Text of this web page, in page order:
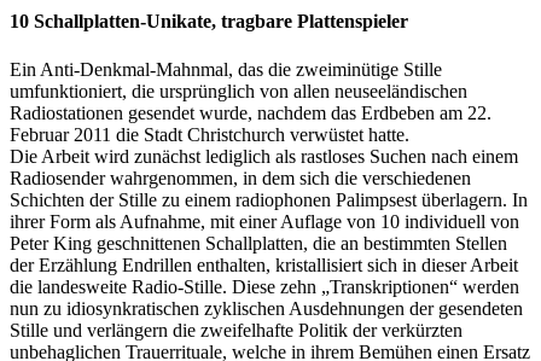
10 Schallplatten-Unikate, tragbare Plattenspieler
Ein Anti-Denkmal-Mahnmal, das die zweiminütige Stille
umfunktioniert, die ursprünglich von allen neuseeländischen
Radiostationen gesendet wurde, nachdem das Erdbeben am 22.
Februar 2011 die Stadt Christchurch verwüstet hatte.
Die Arbeit wird zunächst lediglich als rastloses Suchen nach einem
Radiosender wahrgenommen, in dem sich die verschiedenen
Schichten der Stille zu einem radiophonen Palimpsest überlagern. In
ihrer Form als Aufnahme, mit einer Auflage von 10 individuell von
Peter King geschnittenen Schallplatten, die an bestimmten Stellen
der Erzählung Endrillen enthalten, kristallisiert sich in dieser Arbeit
die landesweite Radio-Stille. Diese zehn „Transkriptionen“ werden
nun zu idiosynkratischen zyklischen Ausdehnungen der gesendeten
Stille und verlängern die zweifelhafte Politik der verkürzten
unbehaglichen Trauerrituale, welche in ihrem Bemühen einen Ersatz